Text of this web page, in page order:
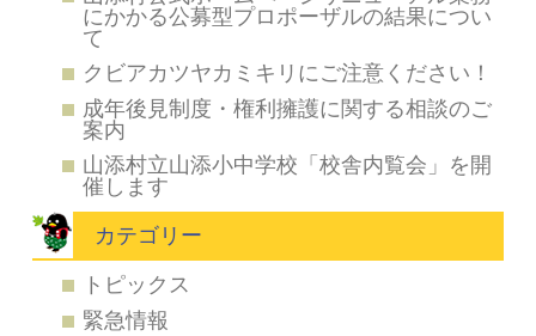
にかかる公募型プロポーザルの結果につい
て
クビアカツヤカミキリにご注意ください！
成年後見制度・権利擁護に関する相談のご
案内
山添村立山添小中学校「校舎内覧会」を開
催します
カテゴリー
トピックス
緊急情報